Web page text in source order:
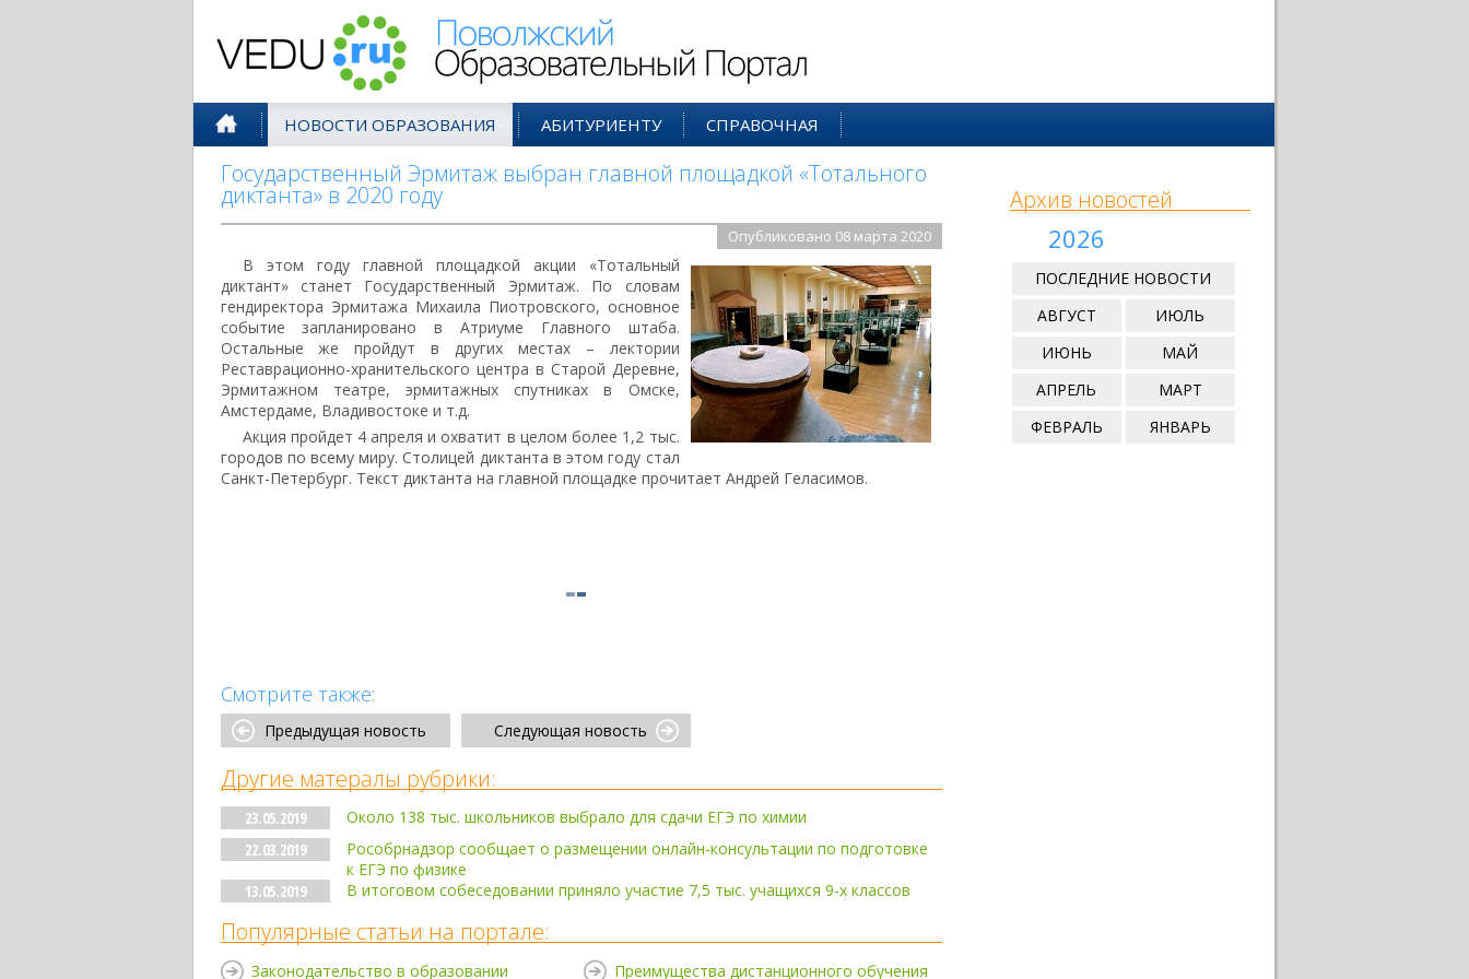
НОВОСТИ ОБРАЗОВАНИЯ АБИТУРИЕНТУ СПРАВОЧНАЯ
Государственный Эрмитаж выбран главной площадкой «Тотального
диктанта» в 2020 году
Опубликовано 08 марта 2020
В этом году главной площадкой акции «Тотальный
диктант» станет Государственный Эрмитаж. По словам
гендиректора Эрмитажа Михаила Пиотровского, основное
событие запланировано в Атриуме Главного штаба.
Остальные же пройдут в других местах – лектории
Реставрационно-хранительского центра в Старой Деревне,
Эрмитажном театре, эрмитажных спутниках в Омске,
Амстердаме, Владивостоке и т.д.
Акция пройдет 4 апреля и охватит в целом более 1,2 тыс.
городов по всему миру. Столицей диктанта в этом году стал
Санкт-Петербург. Текст диктанта на главной площадке прочитает Андрей Геласимов.
Смотрите также:
Предыдущая новость Следующая новость
Другие матералы рубрики:
23.05.2019
Около 138 тыс. школьников выбрало для сдачи ЕГЭ по химии
22.03.2019
Рособрнадзор сообщает о размещении онлайн-консультации по подготовке
к ЕГЭ по физике
13.05.2019
В итоговом собеседовании приняло участие 7,5 тыс. учащихся 9-х классов
Популярные статьи на портале:
Законодательство в образовании Преимущества дистанционного обучения
Архив новостей
2026
ПОСЛЕДНИЕ НОВОСТИ
АВГУСТ
ИЮЛЬ
ИЮНЬ
МАЙ
АПРЕЛЬ
МАРТ
ФЕВРАЛЬ
ЯНВАРЬ